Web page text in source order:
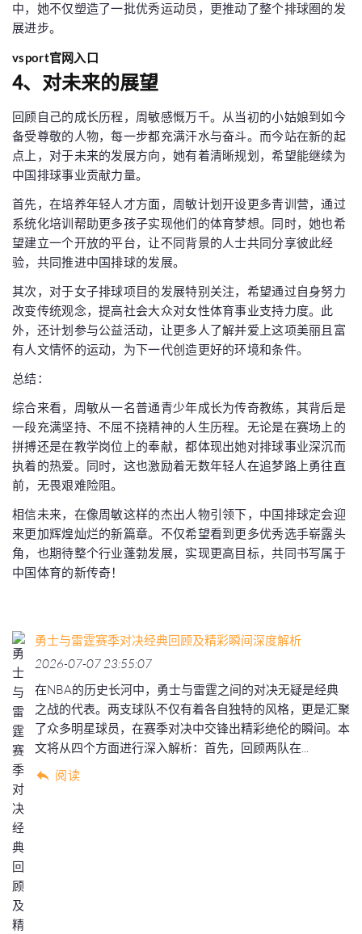
中，她不仅塑造了一批优秀运动员，更推动了整个排球圈的发
展进步。
vsport官网入口
4、对未来的展望
回顾自己的成长历程，周敏感慨万千。从当初的小姑娘到如今
备受尊敬的人物，每一步都充满汗水与奋斗。而今站在新的起
点上，对于未来的发展方向，她有着清晰规划，希望能继续为
中国排球事业贡献力量。
首先，在培养年轻人才方面，周敏计划开设更多青训营，通过
系统化培训帮助更多孩子实现他们的体育梦想。同时，她也希
望建立一个开放的平台，让不同背景的人士共同分享彼此经
验，共同推进中国排球的发展。
其次，对于女子排球项目的发展特别关注，希望通过自身努力
改变传统观念，提高社会大众对女性体育事业支持力度。此
外，还计划参与公益活动，让更多人了解并爱上这项美丽且富
有人文情怀的运动，为下一代创造更好的环境和条件。
总结：
综合来看，周敏从一名普通青少年成长为传奇教练，其背后是
一段充满坚持、不屈不挠精神的人生历程。无论是在赛场上的
拼搏还是在教学岗位上的奉献，都体现出她对排球事业深沉而
执着的热爱。同时，这也激励着无数年轻人在追梦路上勇往直
前，无畏艰难险阻。
相信未来，在像周敏这样的杰出人物引领下，中国排球定会迎
来更加辉煌灿烂的新篇章。不仅希望看到更多优秀选手崭露头
角，也期待整个行业蓬勃发展，实现更高目标，共同书写属于
中国体育的新传奇！
勇士与雷霆赛季对决经典回顾及精彩瞬间深度解析
2026-07-07 23:55:07
在NBA的历史长河中，勇士与雷霆之间的对决无疑是经典
之战的代表。两支球队不仅有着各自独特的风格，更是汇聚
了众多明星球员，在赛季对决中交锋出精彩绝伦的瞬间。本
文将从四个方面进行深入解析：首先，回顾两队在...
阅读